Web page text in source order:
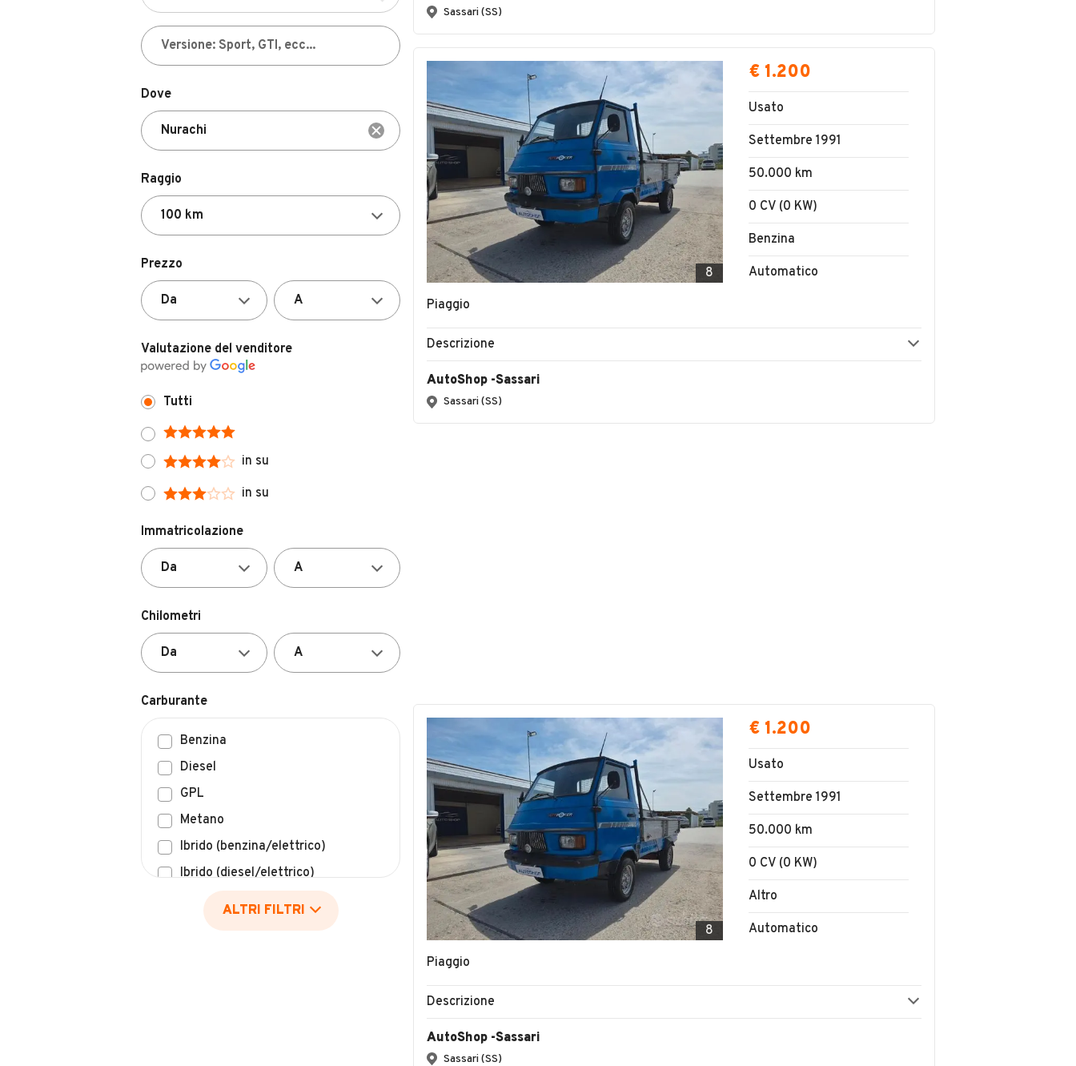
Dove
Raggio
Prezzo
Valutazione del venditore
Tutti
in su
in su
Immatricolazione
Chilometri
Carburante
Benzina
Diesel
GPL
Metano
Ibrido (benzina/elettrico)
Ibrido (diesel/elettrico)
Elettrico
Idrogeno
ALTRI FILTRI
Sassari (SS)
8
Piaggio
€ 1.200
Usato
Settembre 1991
50.000 km
0 CV (0 KW)
Benzina
Automatico
Descrizione
AutoShop -Sassari
Sassari (SS)
8
Piaggio
€ 1.200
Usato
Settembre 1991
50.000 km
0 CV (0 KW)
Altro
Automatico
Descrizione
AutoShop -Sassari
Sassari (SS)